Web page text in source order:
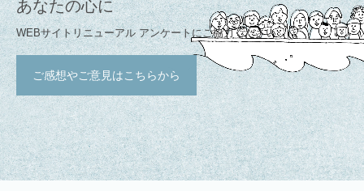
あなたの心に
WEBサイトリニューアル アンケートにご協力ください
ご感想やご意見はこちらから